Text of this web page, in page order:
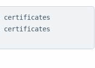
certificates
certificates